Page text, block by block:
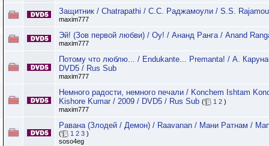
Защитник / Chatrapathi / С.С. Раджамоули / S.S.
maxim777
Эй! (Зов первой любви) / Oy! / Ананд Ранга / Anand
maxim777
Потому что люблю... / Endukante... Premanta! / А.
DVD5 / Rus Sub
maxim777
Немного радости, немного печали / Konchem Ishtam
Kishore Kumar / 2009 / DVD5 / Rus Sub ( 1 2 )
maxim777
Равана (Злодей / Демон) / Raavanan / Мани Ратнам /
( 1 2 3 )
soso4eg